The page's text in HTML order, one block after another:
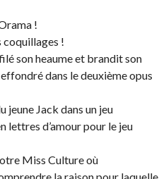
!
coquillages !
son heaume et brandit son
dans le deuxième opus
jeune Jack dans un jeu
lettres d’amour pour le jeu
Miss Culture où